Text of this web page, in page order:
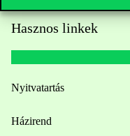
Hasznos linkek
Nyitvatartás
Házirend